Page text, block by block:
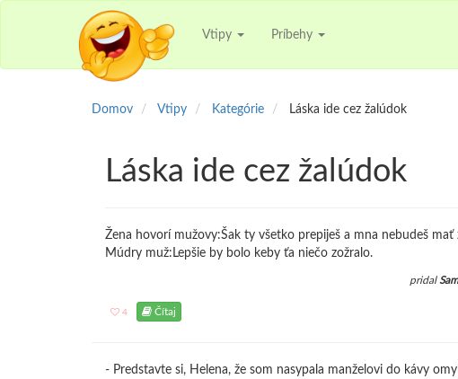
Vtipy Príbehy
Domov Vtipy Kategórie Láska ide cez žalúdok
Láska ide cez žalúdok
Žena hovorí mužovy:Šak ty všetko prepiješ a mna nebudeš mať
Múdry muž:Lepšie by bolo keby ťa niečo zožralo.
pridal
4 Čítaj
- Predstavte si, Helena, že som nasypala manželovi do kávy